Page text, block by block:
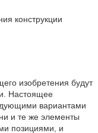
конструкции
изобретения будут
Настоящее
вариантами
и те же элементы
позициями, и